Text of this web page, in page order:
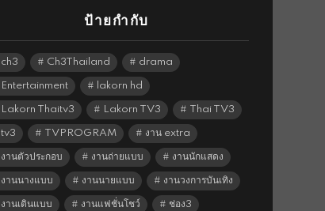
ป้ายกำกับ
ch3 Ch3Thailand drama
Entertainment lakorn hd
Lakorn Thaitv3 Lakorn TV3 Thai TV3
tv3 TVPROGRAM งาน extra
งานตัวประกอบ งานถ่ายแบบ งานนักแสดง
งานนางแบบ งานนายแบบ งานวงการบันเทิง
งานเดินแบบ งานแฟชั่นโชว์ ช่อง3